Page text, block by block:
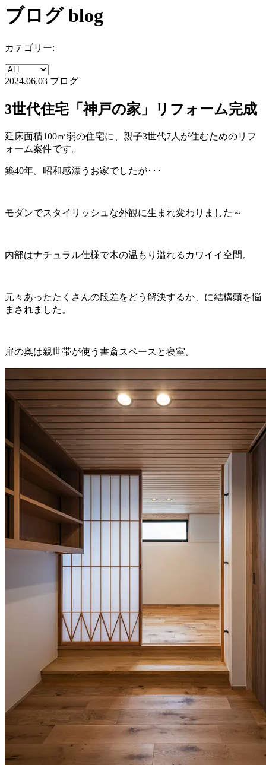
ブログ blog
カテゴリー:
2024.06.03 ブログ
3世代住宅「神戸の家」リフォーム完成
延床面積100㎡弱の住宅に、親子3世代7人が住むためのリフ
ォーム案件です。
築40年。昭和感漂うお家でしたが･･･
モダンでスタイリッシュな外観に生まれ変わりました～
内部はナチュラル仕様で木の温もり溢れるカワイイ空間。
元々あったたくさんの段差をどう解決するか、に結構頭を悩
まされました。
扉の奥は親世帯が使う書斎スペースと寝室。